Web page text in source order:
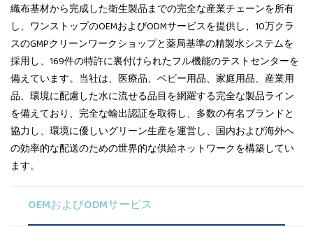
織布基材から完成した衛生製品までの完全な産業チェーンを所有
し、ワンストップのOEMおよびODMサービスを提供し、10万クラ
スのGMPクリーンワークショップと薬局基準の精製水システムを
採用し、169件の特許に裏付けられたフル機能のテストセンターを
備えています。当社は、医療品、ベビー用品、家庭用品、産業用
品、環境に配慮した水に流せる品目を網羅する完全な製品ライン
を備えており、完全な輸出認証を取得し、多数の有名ブランドと
協力し、環境に優しいグリーン生産を運営し、国内および海外へ
の効率的な配送のための世界的な供給ネットワークを構築してい
ます。
OEMおよびODMサービス